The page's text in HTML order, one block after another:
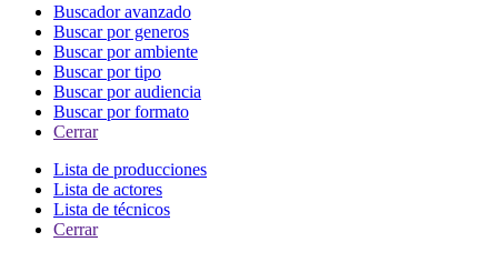
Buscador avanzado
Buscar por generos
Buscar por ambiente
Buscar por tipo
Buscar por audiencia
Buscar por formato
Cerrar
Lista de producciones
Lista de actores
Lista de técnicos
Cerrar